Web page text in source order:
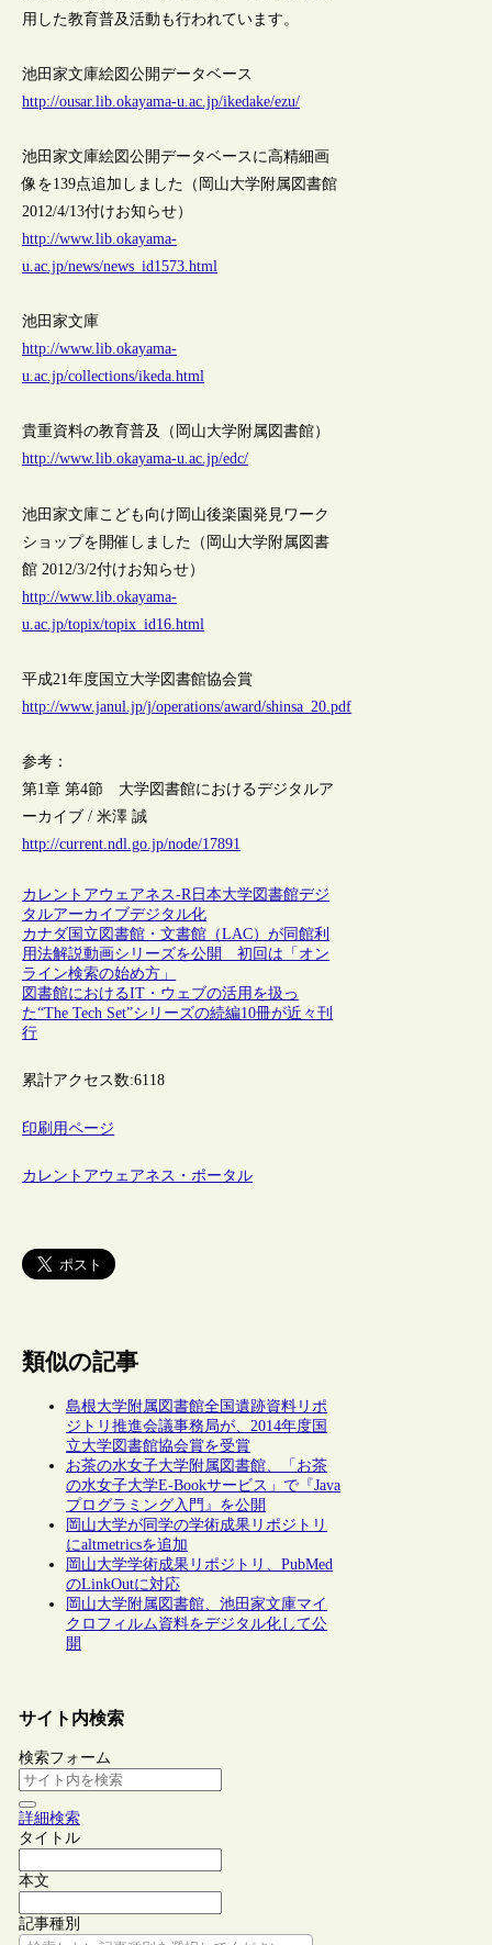
用した教育普及活動も行われています。
池田家文庫絵図公開データベース
http://ousar.lib.okayama-u.ac.jp/ikedake/ezu/
池田家文庫絵図公開データベースに高精細画
像を139点追加しました（岡山大学附属図書館
2012/4/13付けお知らせ）
http://www.lib.okayama-
u.ac.jp/news/news_id1573.html
池田家文庫
http://www.lib.okayama-
u.ac.jp/collections/ikeda.html
貴重資料の教育普及（岡山大学附属図書館）
http://www.lib.okayama-u.ac.jp/edc/
池田家文庫こども向け岡山後楽園発見ワーク
ショップを開催しました（岡山大学附属図書
館 2012/3/2付けお知らせ）
http://www.lib.okayama-
u.ac.jp/topix/topix_id16.html
平成21年度国立大学図書館協会賞
http://www.janul.jp/j/operations/award/shinsa_20.pdf
参考：
第1章 第4節 大学図書館におけるデジタルア
ーカイブ / 米澤 誠
http://current.ndl.go.jp/node/17891
カレントアウェアネス-R日本大学図書館デジ
タルアーカイブデジタル化
カナダ国立図書館・文書館（LAC）が同館利
用法解説動画シリーズを公開 初回は「オン
ライン検索の始め方」
図書館におけるIT・ウェブの活用を扱っ
た“The Tech Set”シリーズの続編10冊が近々刊
行
累計アクセス数:6118
印刷用ページ
カレントアウェアネス・ポータル
類似の記事
島根大学附属図書館全国遺跡資料リポ
ジトリ推進会議事務局が、2014年度国
立大学図書館協会賞を受賞
お茶の水女子大学附属図書館、「お茶
の水女子大学E-Bookサービス」で『Java
プログラミング入門』を公開
岡山大学が同学の学術成果リポジトリ
にaltmetricsを追加
岡山大学学術成果リポジトリ、PubMed
のLinkOutに対応
岡山大学附属図書館、池田家文庫マイ
クロフィルム資料をデジタル化して公
開
サイト内検索
検索フォーム
詳細検索
タイトル
本文
記事種別